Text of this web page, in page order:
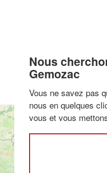
Nous
Gemozac
Vous ne savez pas
nous en quelques
vous et vous